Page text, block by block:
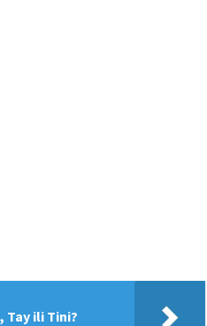
Tay ili Tini?